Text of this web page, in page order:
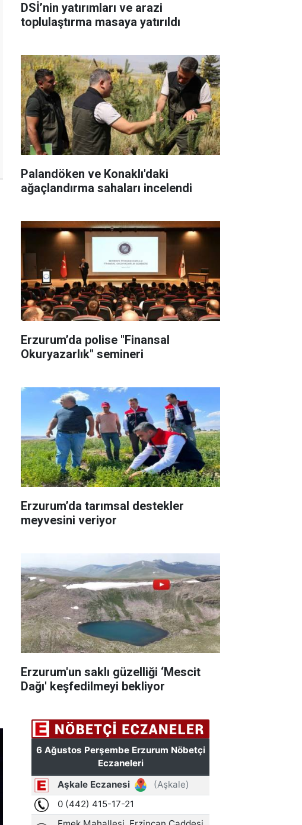
DSİ’nin yatırımları ve arazi
toplulaştırma masaya yatırıldı
Palandöken ve Konaklı'daki
ağaçlandırma sahaları incelendi
Erzurum’da polise "Finansal
Okuryazarlık" semineri
Erzurum’da tarımsal destekler
meyvesini veriyor
Erzurum'un saklı güzelliği ‘Mescit
Dağı' keşfedilmeyi bekliyor